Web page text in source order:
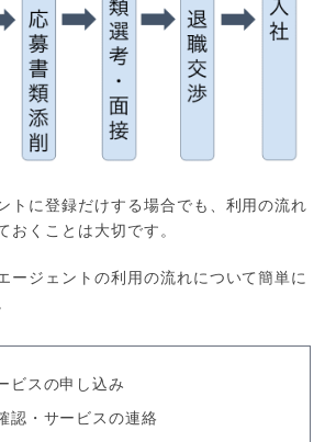
トに登録だけする場合でも、利用の流れ
おくことは大切です。
ージェントの利用の流れについて簡単に
ビスの申し込み
認・サービスの連絡